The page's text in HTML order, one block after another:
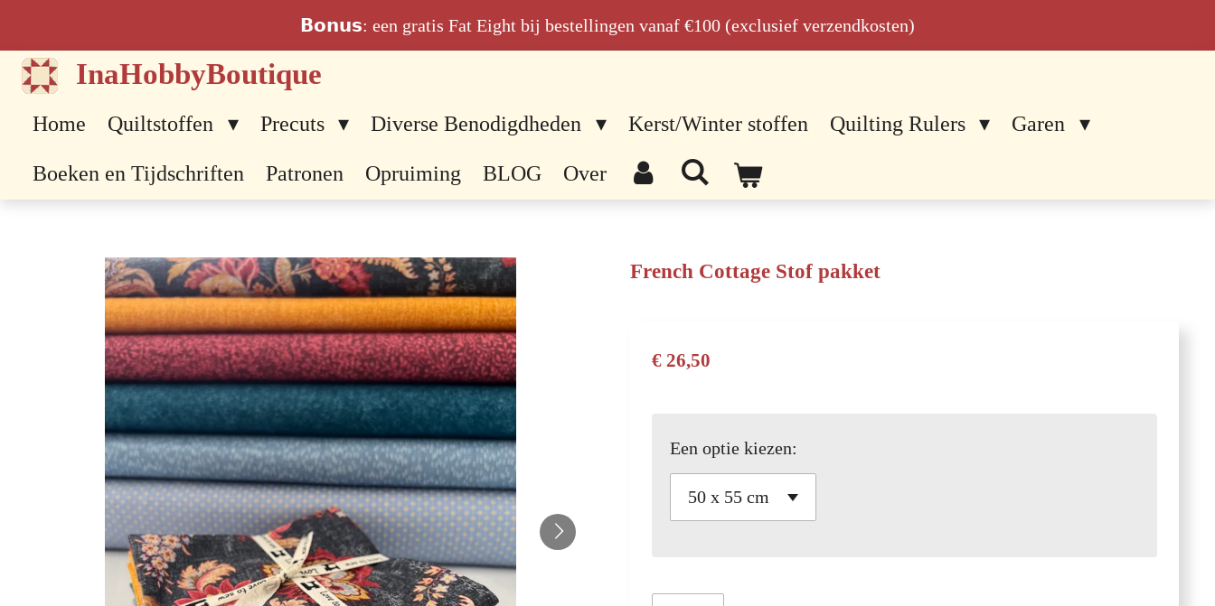
direct
naar
𝗕𝗼𝗻𝘂𝘀: een gratis Fat Eight bij bestellingen vanaf €100 (exclusief verzendkosten)
InaHobbyBoutique
Home Quiltstoffen Precuts Diverse Benodigdheden Kerst/Winter stoffen Quilting Rulers Garen
Boeken en Tijdschriften Patronen Opruiming BLOG Over
French Cottage Stof pakket
€ 26,50
Een optie kiezen: